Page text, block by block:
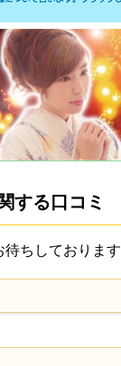
する口コミ
ちしております